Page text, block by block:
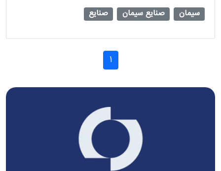
سیمان صنایع سیمان صنایع
1